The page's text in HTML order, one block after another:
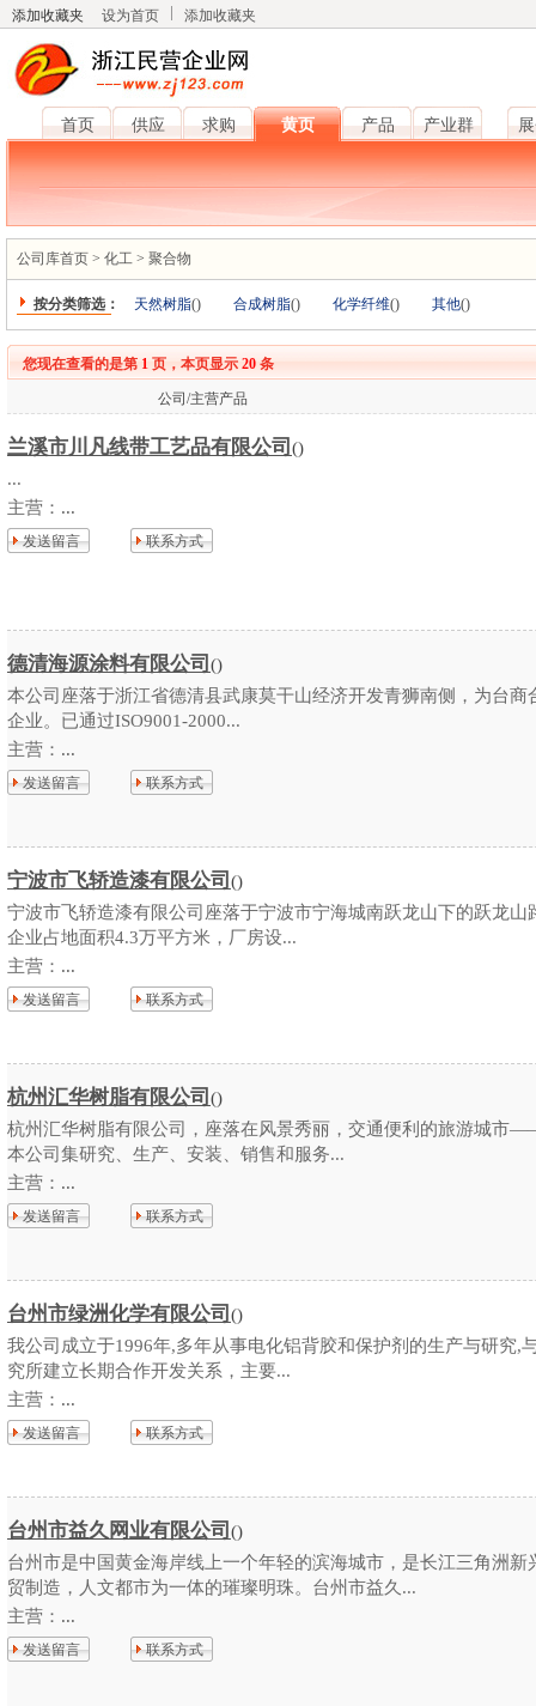
添加收藏夹 设为首页 添加收藏夹
首页 供应 求购 黄页 产品 产业群
公司库首页 > 化工 > 聚合物
按分类筛选： 天然树脂() 合成树脂() 化学纤维() 其他()
您现在查看的是第 1 页，本页显示 20 条
公司/主营产品
兰溪市川凡线带工艺品有限公司 ()
...
主营： ...
发送留言 联系方式
德清海源涂料有限公司 ()
本公司座落于浙江省德清县武康莫干山经济开发青狮南侧，为台商
企业。已通过ISO9001-2000...
主营： ...
发送留言 联系方式
宁波市飞轿造漆有限公司 ()
宁波市飞轿造漆有限公司座落于宁波市宁海城南跃龙山下的跃龙山
企业占地面积4.3万平方米，厂房设...
主营： ...
发送留言 联系方式
杭州汇华树脂有限公司 ()
杭州汇华树脂有限公司，座落在风景秀丽，交通便利的旅游城市
本公司集研究、生产、安装、销售和服务...
主营： ...
发送留言 联系方式
台州市绿洲化学有限公司 ()
我公司成立于1996年,多年从事电化铝背胶和保护剂的生产与研究,
究所建立长期合作开发关系，主要...
主营： ...
发送留言 联系方式
台州市益久网业有限公司 ()
台州市是中国黄金海岸线上一个年轻的滨海城市，是长江三角洲新
贸制造，人文都市为一体的璀璨明珠。台州市益久...
主营： ...
发送留言 联系方式